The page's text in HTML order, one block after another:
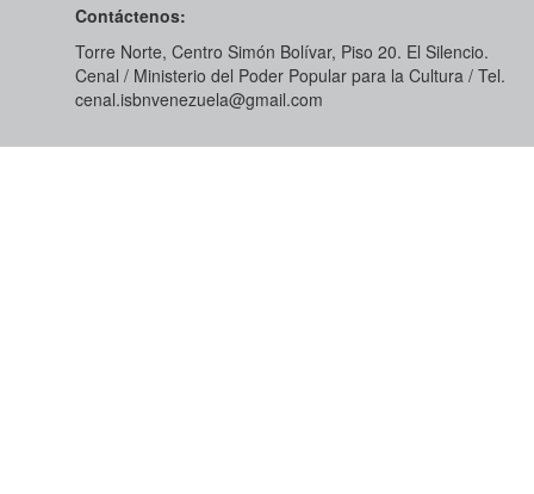
Contáctenos:
Torre Norte, Centro Simón Bolívar, Piso 20. El Silencio.
Cenal / Ministerio del Poder Popular para la Cultura / Tel.
cenal.isbnvenezuela@gmail.com